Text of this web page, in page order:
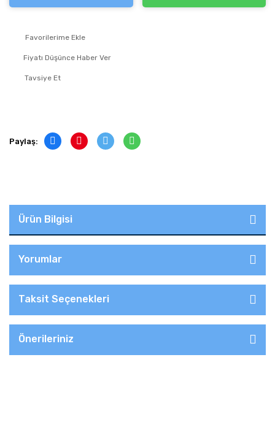
Fiyatı Düşünce Haber Ver
Tavsiye Et
Paylaş:
Ürün Bilgisi
Yorumlar
Taksit Seçenekleri
Önerileriniz